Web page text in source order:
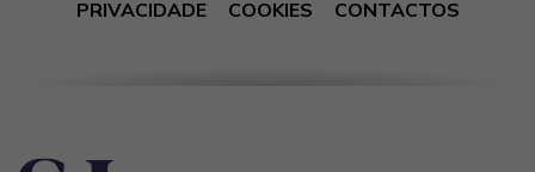
PRIVACIDADE
COOKIES CONTACTOS